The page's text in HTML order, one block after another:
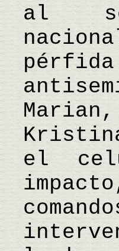
al
el